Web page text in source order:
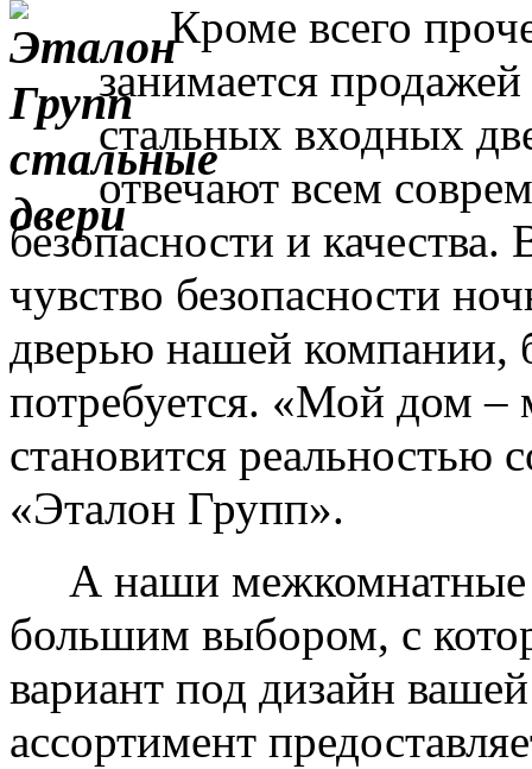
Кроме всего
занимается
стальных входных
отвечают всем
безопасности и
чувство безопасности
дверью нашей компании,
потребуется. «Мой дом –
становится реальностью
«Эталон Групп».
А наши межкомнатные
большим выбором, с
вариант под дизайн
ассортимент